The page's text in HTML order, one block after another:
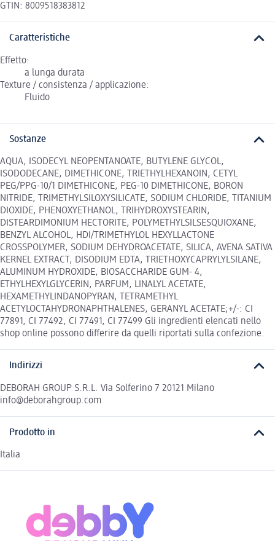
GTIN: 8009518383812
Caratteristiche
Effetto:
a lunga durata
Texture / consistenza / applicazione:
Fluido
Sostanze
AQUA, ISODECYL NEOPENTANOATE, BUTYLENE GLYCOL,
ISODODECANE, DIMETHICONE, TRIETHYLHEXANOIN, CETYL
PEG/PPG-10/1 DIMETHICONE, PEG-10 DIMETHICONE, BORON
NITRIDE, TRIMETHYLSILOXYSILICATE, SODIUM CHLORIDE, TITANIUM
DIOXIDE, PHENOXYETHANOL, TRIHYDROXYSTEARIN,
DISTEARDIMONIUM HECTORITE, POLYMETHYLSILSESQUIOXANE,
BENZYL ALCOHOL, HDI/TRIMETHYLOL HEXYLLACTONE
CROSSPOLYMER, SODIUM DEHYDROACETATE, SILICA, AVENA SATIVA
KERNEL EXTRACT, DISODIUM EDTA, TRIETHOXYCAPRYLYLSILANE,
ALUMINUM HYDROXIDE, BIOSACCHARIDE GUM- 4,
ETHYLHEXYLGLYCERIN, PARFUM, LINALYL ACETATE,
HEXAMETHYLINDANOPYRAN, TETRAMETHYL
ACETYLOCTAHYDRONAPHTHALENES, GERANYL ACETATE;+/-: CI
77891, CI 77492, CI 77491, CI 77499 Gli ingredienti elencati nello
shop online possono differire da quelli riportati sulla confezione.
Indirizzi
DEBORAH GROUP S.R.L. Via Solferino 7 20121 Milano
info@deborahgroup.com
Prodotto in
Italia